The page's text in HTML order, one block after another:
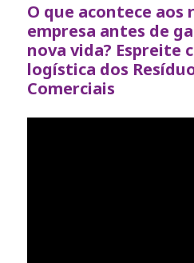
O que acontece aos
empresa antes de
nova vida? Espreite
logística dos
Comerciais